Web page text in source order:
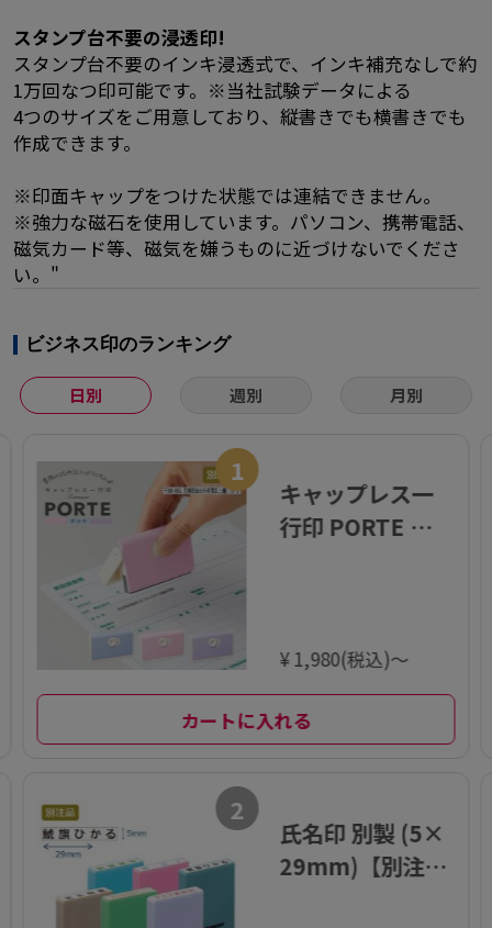
スタンプ台不要の浸透印!
スタンプ台不要のインキ浸透式で、インキ補充なしで約
1万回なつ印可能です。※当社試験データによる
4つのサイズをご用意しており、縦書きでも横書きでも
作成できます。
※印面キャップをつけた状態では連結できません。
※強力な磁石を使用しています。パソコン、携帯電話、
磁気カード等、磁気を嫌うものに近づけないでくださ
い。"
ビジネス印のランキング
日別 週別 月別
1
キャップレス一
行印 PORTE ポル
¥ 1,980(税込)～
カートに入れる
2
氏名印 別製 (5×
29mm)【別注